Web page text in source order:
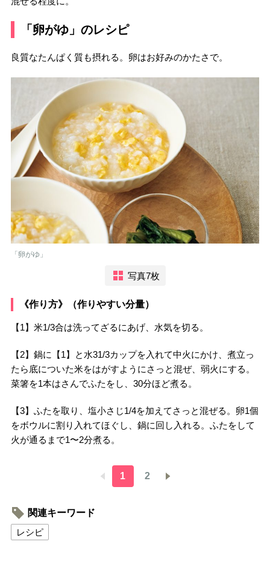
「卵がゆ」のレシピ
良質なたんぱく質も摂れる。卵はお好みのかたさで。
「卵がゆ」
写真7枚
《作り方》（作りやすい分量）
【1】米1/3合は洗ってざるにあげ、水気を切る。
【2】鍋に【1】と水31/3カップを入れて中火にかけ、煮立っ
たら底についた米をはがすようにさっと混ぜ、弱火にする。
菜箸を1本はさんでふたをし、30分ほど煮る。
【3】ふたを取り、塩小さじ1/4を加えてさっと混ぜる。卵1個
をボウルに割り入れてほぐし、鍋に回し入れる。ふたをして
火が通るまで1〜2分煮る。
1 2
関連キーワード
レシピ